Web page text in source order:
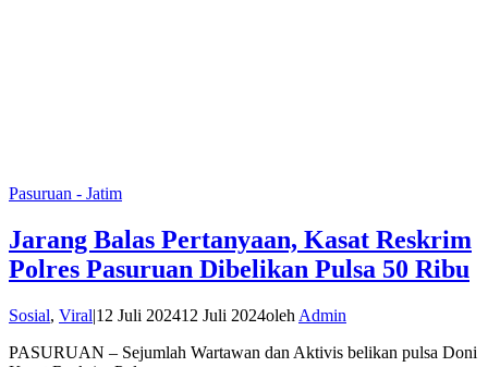
Pasuruan - Jatim
Jarang Balas Pertanyaan, Kasat Reskrim
Polres Pasuruan Dibelikan Pulsa 50 Ribu
Sosial, Viral|12 Juli 202412 Juli 2024oleh Admin
PASURUAN – Sejumlah Wartawan dan Aktivis belikan pulsa Doni